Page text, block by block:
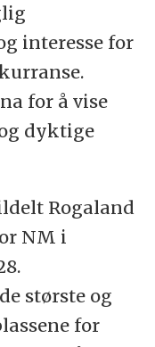
interesse for
for å vise
dyktige
Rogaland
NM i
største og
for